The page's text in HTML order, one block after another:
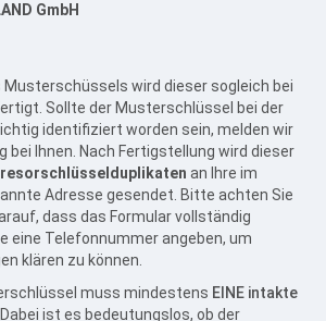
GmbH
wird dieser sogleich bei
Sollte der Musterschlüssel bei der
identifiziert worden sein, melden wir
bei Ihnen. Nach Fertigstellung wird dieser
an Ihre im
Adresse gesendet. Bitte achten Sie
dass das Formular vollständig
eine Telefonnummer angeben, um
klären zu können.
muss mindestens EINE intakte
ist es bedeutungslos, ob der